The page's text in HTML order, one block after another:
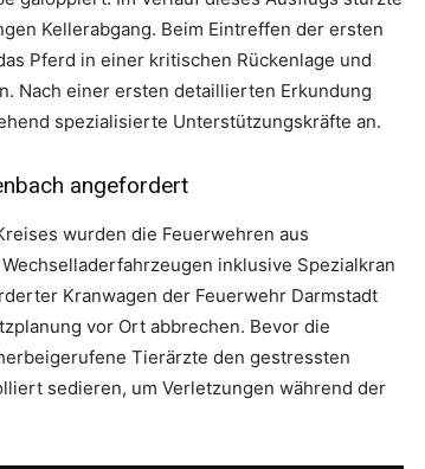
Kellerabgang. Beim Eintreffen der ersten
Pferd in einer kritischen Rückenlage und
Nach einer ersten detaillierten Erkundung
spezialisierte Unterstützungskräfte an.
angefordert
wurden die Feuerwehren aus
inklusive Spezialkran
Kranwagen der Feuerwehr Darmstadt
vor Ort abbrechen. Bevor die
Tierärzte den gestressten
sedieren, um Verletzungen während der